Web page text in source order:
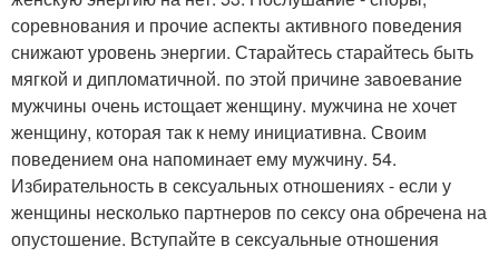
соревнования и прочие аспекты активного поведения
снижают уровень энергии. Старайтесь старайтесь быть
мягкой и дипломатичной. по этой причине завоевание
мужчины очень истощает женщину. мужчина не хочет
женщину, которая так к нему инициативна. Своим
поведением она напоминает ему мужчину. 54.
Избирательность в сексуальных отношениях - если у
женщины несколько партнеров по сексу она обречена на
опустошение. Вступайте в сексуальные отношения